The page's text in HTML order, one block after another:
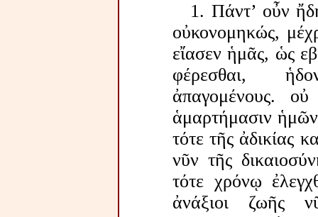
1. Πάντ’ οὖν
οὐκονομηκώς,
εἴασεν ἡμᾶς, ὡς
φέρεσθαι,
ἀπαγομένους.
ἁμαρτήμασιν
τότε τῆς ἀδικίας
νῦν τῆς
τότε χρόνῳ
ἀνάξιοι ζωῆς